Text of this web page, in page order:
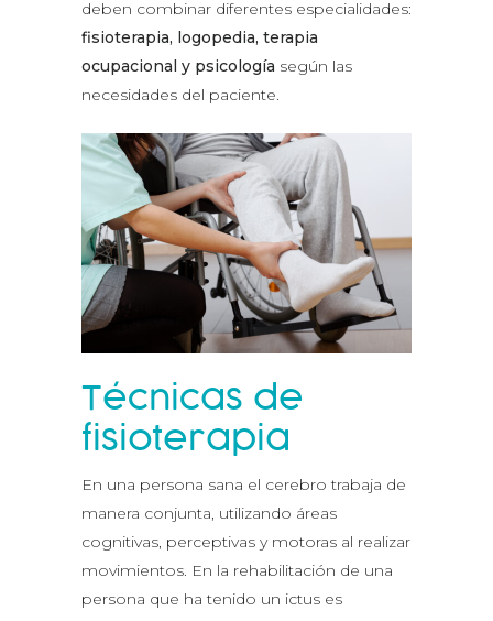
deben combinar diferentes especialidades:
fisioterapia, logopedia, terapia
ocupacional y psicología según las
necesidades del paciente.
Técnicas de
fisioterapia
En una persona sana el cerebro trabaja de
manera conjunta, utilizando áreas
cognitivas, perceptivas y motoras al realizar
movimientos. En la rehabilitación de una
persona que ha tenido un ictus es